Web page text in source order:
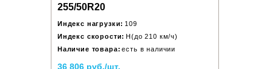
255/50R20
Индекс нагрузки: 109
Индекс скорости: H(до 210 км/ч)
Наличие товара: есть в наличии
36 806 руб./шт.